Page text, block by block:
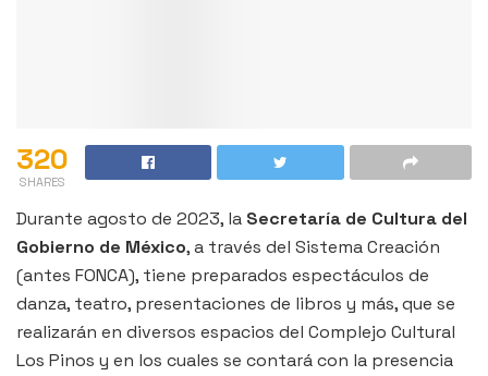
320
SHARES
Durante agosto de 2023, la Secretaría de Cultura del
Gobierno de México, a través del Sistema Creación
(antes FONCA), tiene preparados espectáculos de
danza, teatro, presentaciones de libros y más, que se
realizarán en diversos espacios del Complejo Cultural
Los Pinos y en los cuales se contará con la presencia